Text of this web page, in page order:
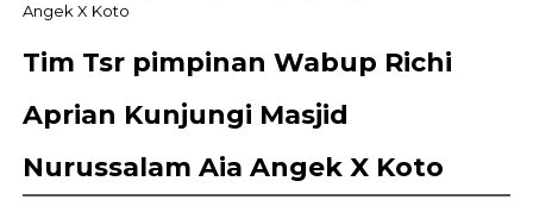
Angek X Koto
Tim Tsr pimpinan Wabup Richi
Aprian Kunjungi Masjid
Nurussalam Aia Angek X Koto